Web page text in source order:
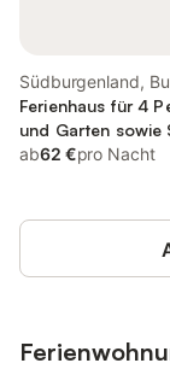
Südburgenland,
Ferienhaus für 4
und Garten sowie
ab62 €pro Nacht